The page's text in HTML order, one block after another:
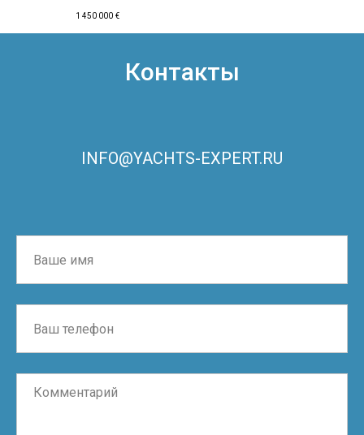
1 450 000 €
Контакты
INFO@YACHTS-EXPERT.RU